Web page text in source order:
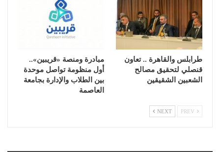
طرابلس والقاهرة .. تعاون
قنصلي لتحقيق مصالح
الشعبين الشقيقين
مبادرة ومنصة «قريبين»..
أول منظومة تواصل موحدة
بين الطلاب والإدارة بجامعة
العاصمة
NEXT